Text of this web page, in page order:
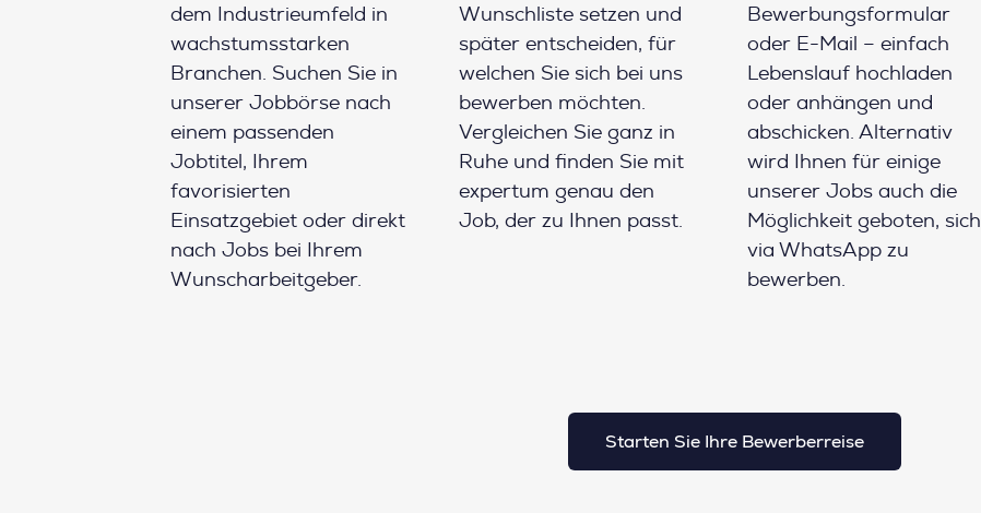
dem Industrieumfeld in
wachstumsstarken
Branchen. Suchen Sie in
unserer Jobbörse nach
einem passenden
Jobtitel, Ihrem
favorisierten
Einsatzgebiet oder direkt
nach Jobs bei Ihrem
Wunscharbeitgeber.
Wunschliste setzen und
später entscheiden, für
welchen Sie sich bei uns
bewerben möchten.
Vergleichen Sie ganz in
Ruhe und finden Sie mit
expertum genau den
Job, der zu Ihnen passt.
Bewerbungsformular
oder E-Mail – einfach
Lebenslauf hochladen
oder anhängen und
abschicken. Alternativ
wird Ihnen für einige
unserer Jobs auch die
Möglichkeit geboten, sich
via WhatsApp zu
bewerben.
Starten Sie Ihre Bewerberreise